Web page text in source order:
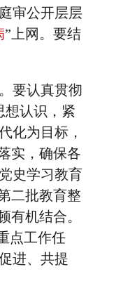
审公开层层
”上网。要结
要认真贯彻
想认识，紧
化为目标，
实，确保各
史学习教育
二批教育整
有机结合。
点工作任
进、共提